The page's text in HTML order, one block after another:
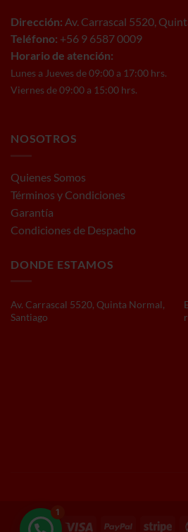
Dirección: Av. Carrascal 5520,
Teléfono: +56 9 6587 0009
Horario de atención:
Lunes a Jueves de 09:00 a 17:00 hrs.
Viernes de 09:00 a 15:00 hrs.
NOSOTROS
Quienes Somos
Términos y Condiciones
Garantía
Condiciones de Despacho
DONDE ESTAMOS
Av. Carrascal 5520, Quinta Normal,
Santiago
1